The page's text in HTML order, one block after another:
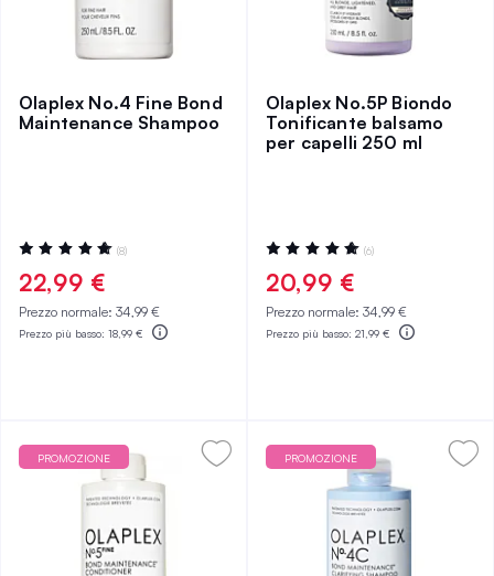
Olaplex No.4 Fine Bond
Maintenance Shampoo
Valutazione:
98%
(8)
22,99 €
Prezzo normale: 34,99 €
Prezzo più basso: 18,99 €
Olaplex No.5P Biondo
Tonificante balsamo
per capelli 250 ml
Valutazione:
100%
(6)
20,99 €
Prezzo normale: 34,99 €
Prezzo più basso: 21,99 €
PROMOZIONE PROMOZIONE